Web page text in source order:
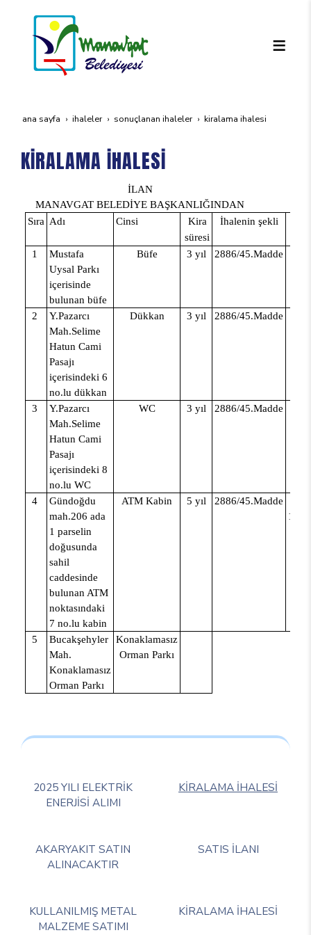
ana sayfa i̇haleler sonuçlanan i̇haleler ki̇ralama i̇halesi̇
KİRALAMA İHALESİ
İLAN
MANAVGAT BELEDİYE BAŞKANLIĞINDAN
Sıra Adı Cinsi
Kira
süresi
İhalenin şekli
1
Mustafa
Uysal Parkı
içerisinde
bulunan büfe
Büfe 3 yıl 2886/45.Madde
2
Y.Pazarcı
Mah.Selime
Hatun Cami
Pasajı
içerisindeki 6
no.lu dükkan
Dükkan 3 yıl 2886/45.Madde
3
Y.Pazarcı
Mah.Selime
Hatun Cami
Pasajı
içerisindeki 8
no.lu WC
WC 3 yıl 2886/45.Madde
4
Gündoğdu
mah.206 ada
1 parselin
doğusunda
sahil
caddesinde
bulunan ATM
noktasındaki
7 no.lu kabin
ATM Kabin 5 yıl 2886/45.Madde
5
Bucakşehyler
Mah.
Konaklamasız
Orman Parkı
Konaklamasız
Orman Parkı
2025 YILI ELEKTRİK
ENERJİSİ ALIMI
KİRALAMA İHALESİ
AKARYAKIT SATIN
ALINACAKTIR
SATIS İLANI
KULLANILMIŞ METAL
MALZEME SATIMI
KİRALAMA İHALESİ